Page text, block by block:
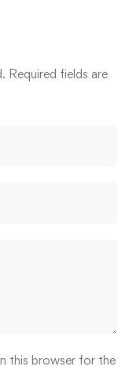
Required fields are
this browser for the